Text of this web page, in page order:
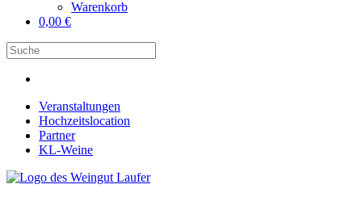
Warenkorb
0,00 €
Veranstaltungen
Hochzeitslocation
Partner
KL-Weine